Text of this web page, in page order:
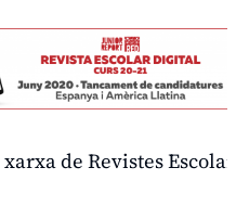
de Revistes